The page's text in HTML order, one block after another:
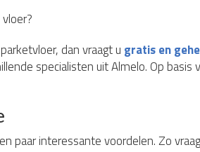
dan vraagt u gratis en
specialisten uit Almelo. Op basis
paar interessante voordelen. Zo